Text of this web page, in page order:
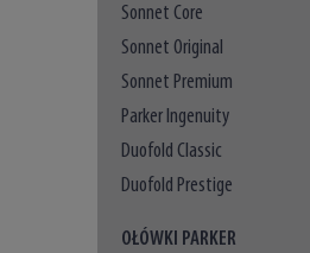
Sonnet Core
Sonnet Original
Sonnet Premium
Parker Ingenuity
Duofold Classic
Duofold Prestige
OŁÓWKI PARKER